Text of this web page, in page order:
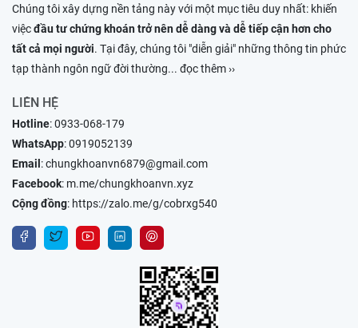
Chúng tôi xây dựng nền tảng này với một mục tiêu duy nhất: khiến
việcđầu tư chứng khoán trở nên dễ dàng và dễ tiếp cận hơn cho
tất cả mọi người. Tại đây, chúng tôi "diễn giải" những thông tin phức
tạp thành ngôn ngữ đời thường... đọc thêm ››
LIÊN HỆ
Hotline:0933-068-179
WhatsApp:0919052139
Email :chungkhoanvn6879@gmail.com
Facebook: m.me/chungkhoanvn.xyz
Cộng đồng: https://zalo.me/g/cobrxg540